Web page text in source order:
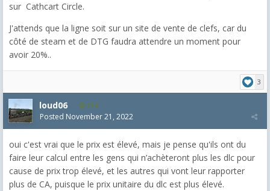
sur Cathcart Circle.
J'attends que la ligne soit sur un site de vente de clefs, car du
côté de steam et de DTG faudra attendre un moment pour
avoir 20%..
3
loud06 214
Posted November 21, 2022
oui c'est vrai que le prix est élevé, mais je pense qu'ils ont du
faire leur calcul entre les gens qui n’achèteront plus les dlc pour
cause de prix trop élevé, et les autres qui vont leur rapporter
plus de CA, puisque le prix unitaire du dlc est plus élevé.